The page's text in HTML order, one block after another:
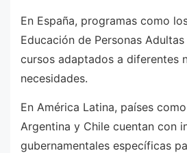
En España, programas como
Educación de Personas
cursos adaptados a diferentes
necesidades.
En América Latina, países
Argentina y Chile cuentan con
gubernamentales específicas